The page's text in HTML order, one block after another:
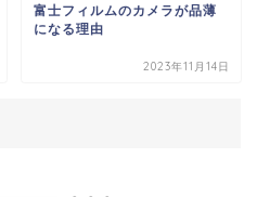
富士フィルムのカメラが品薄
になる理由
2023年11月14日